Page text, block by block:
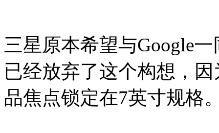
三星原本希望与Google
已经放弃了这个构想，
品焦点锁定在7英寸规格